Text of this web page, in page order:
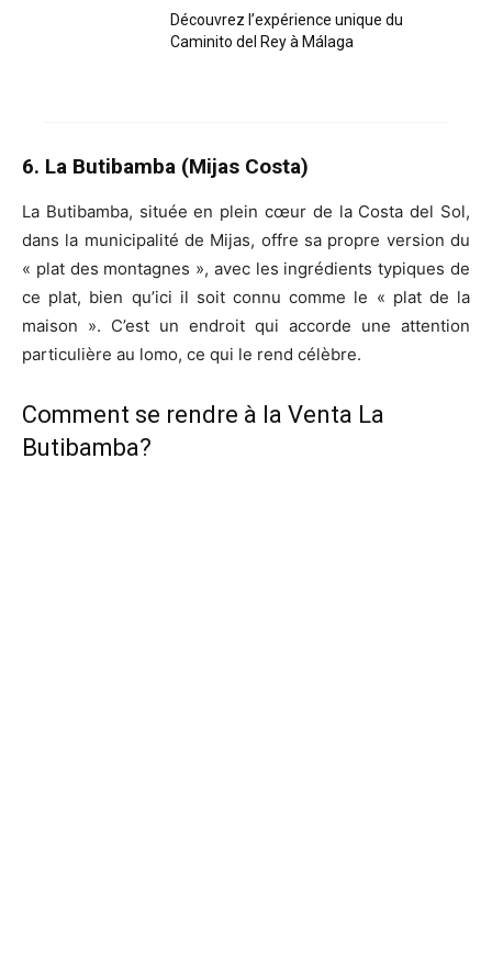
Découvrez l’expérience unique du
Caminito del Rey à Málaga
6. La Butibamba (Mijas Costa)
La Butibamba, située en plein cœur de la Costa del Sol,
dans la municipalité de Mijas, offre sa propre version du
« plat des montagnes », avec les ingrédients typiques de
ce plat, bien qu’ici il soit connu comme le « plat de la
maison ». C’est un endroit qui accorde une attention
particulière au lomo, ce qui le rend célèbre.
Comment se rendre à la Venta La
Butibamba?